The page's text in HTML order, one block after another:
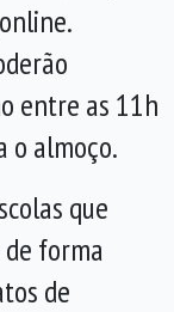
entre as 11h
o almoço.
que
forma
de